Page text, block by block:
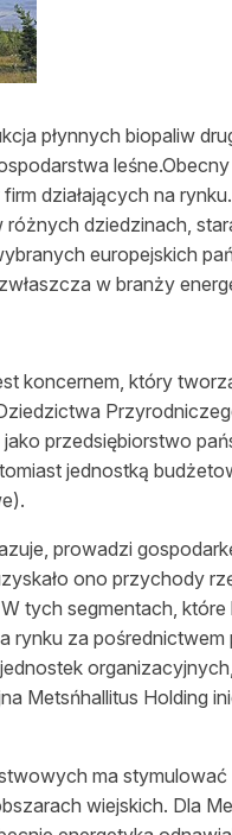
płynnych biopaliw
działających na
dziedzinach,
europejskich
w branży
koncernem, który
przedsiębiorstwo
jednostką
prowadzi
ono przychody
tych segmentach,
rynku za pośrednictwem
Metsńhallitus Holding
ma
wiejskich. Dla